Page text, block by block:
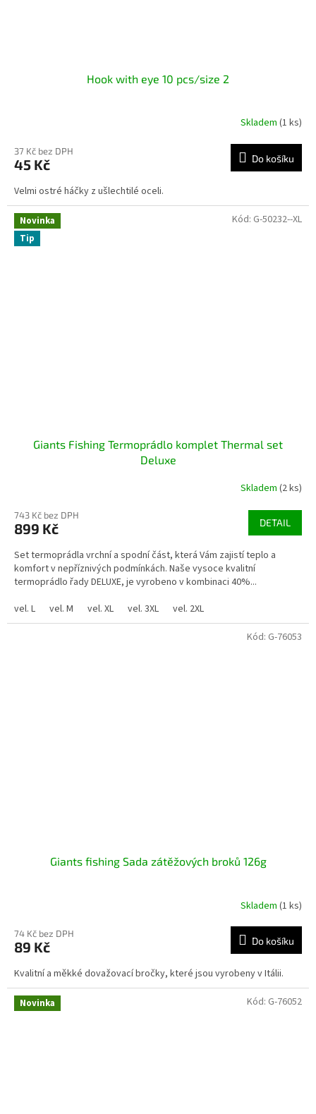
Hook with eye 10 pcs/size 2
Skladem (1 ks)
37 Kč bez DPH
45 Kč Do košíku
Velmi ostré háčky z ušlechtilé oceli.
Novinka
Tip
Giants Fishing Termoprádlo komplet Thermal set
Deluxe
Skladem (2 ks)
743 Kč bez DPH
899 Kč DETAIL
Set termoprádla vrchní a spodní část, která Vám zajistí teplo a
komfort v nepříznivých podmínkách. Naše vysoce kvalitní
termoprádlo řady DELUXE, je vyrobeno v kombinaci 40%...
vel. L
vel. M vel. XL vel. 3XL vel. 2XL
Kód: G-50232--XL
Giants fishing Sada zátěžových broků 126g
Skladem (1 ks)
74 Kč bez DPH
89 Kč Do košíku
Kvalitní a měkké dovažovací bročky, které jsou vyrobeny v Itálii.
Kód: G-76053
Novinka Kód: G-76052